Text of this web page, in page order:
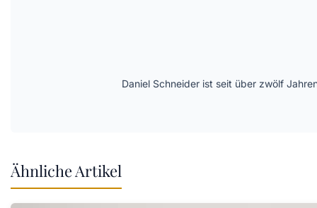
Daniel Schneider ist seit über zwölf
Ähnliche Artikel